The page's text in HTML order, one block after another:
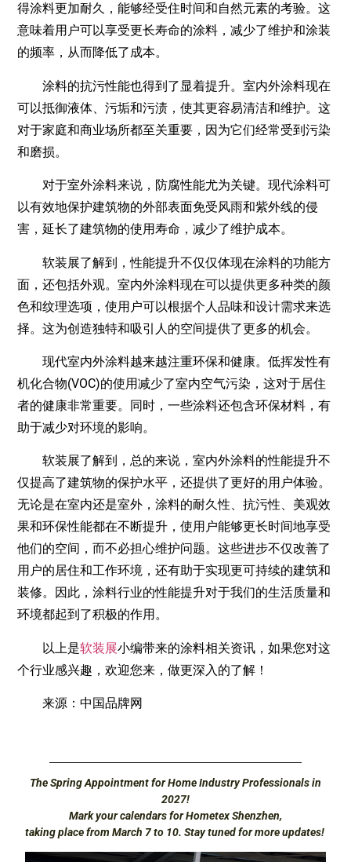
得涂料更加耐久，能够经受住时间和自然元素的考验。这
意味着用户可以享受更长寿命的涂料，减少了维护和涂装
的频率，从而降低了成本。
涂料的抗污性能也得到了显着提升。室内外涂料现在
可以抵御液体、污垢和污渍，使其更容易清洁和维护。这
对于家庭和商业场所都至关重要，因为它们经常受到污染
和磨损。
对于室外涂料来说，防腐性能尤为关键。现代涂料可
以有效地保护建筑物的外部表面免受风雨和紫外线的侵
害，延长了建筑物的使用寿命，减少了维护成本。
软装展了解到，性能提升不仅仅体现在涂料的功能方
面，还包括外观。室内外涂料现在可以提供更多种类的颜
色和纹理选项，使用户可以根据个人品味和设计需求来选
择。这为创造独特和吸引人的空间提供了更多的机会。
现代室内外涂料越来越注重环保和健康。低挥发性有
机化合物(VOC)的使用减少了室内空气污染，这对于居住
者的健康非常重要。同时，一些涂料还包含环保材料，有
助于减少对环境的影响。
软装展了解到，总的来说，室内外涂料的性能提升不
仅提高了建筑物的保护水平，还提供了更好的用户体验。
无论是在室内还是室外，涂料的耐久性、抗污性、美观效
果和环保性能都在不断提升，使用户能够更长时间地享受
他们的空间，而不必担心维护问题。这些进步不仅改善了
用户的居住和工作环境，还有助于实现更可持续的建筑和
装修。因此，涂料行业的性能提升对于我们的生活质量和
环境都起到了积极的作用。
以上是软装展小编带来的涂料相关资讯，如果您对这
个行业感兴趣，欢迎您来，做更深入的了解！
来源：中国品牌网
The Spring Appointment for Home Industry Professionals in
2027!
Mark your calendars for Hometex Shenzhen,
taking place from March 7 to 10. Stay tuned for more updates!